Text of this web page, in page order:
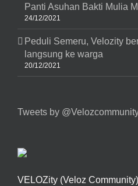
Panti Asuhan Bakti Mulia
24/12/2021
Peduli Semeru, Velozity
langsung ke warga
20/12/2021
Tweets by
VELOZity (Veloz